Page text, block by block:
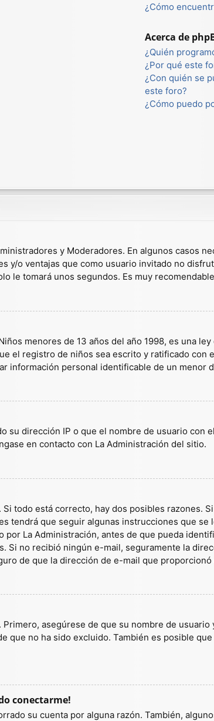
¿Cómo
Acerca de
¿Quién
¿Por qué este
¿Con quién se
este foro?
¿Cómo puedo
y Moderadores. En algunos casos
y/o ventajas que como usuario invitado no
le tomará unos segundos. Es muy
menores de 13 años del año 1998, es una
el registro de niños sea escrito y ratificado con
información personal identificable de un menor
su dirección IP o que el nombre de usuario
en contacto con La Administración del sitio.
todo está correcto, hay dos posibles razones.
tendrá que seguir algunas instrucciones que se
por La Administración, antes de que pueda
Si no recibió ningún e-mail, seguramente la
de que la dirección de e-mail que
asegúrese de que su nombre de
que no ha sido excluido. También es posible
conectarme!
su cuenta por alguna razón. También,